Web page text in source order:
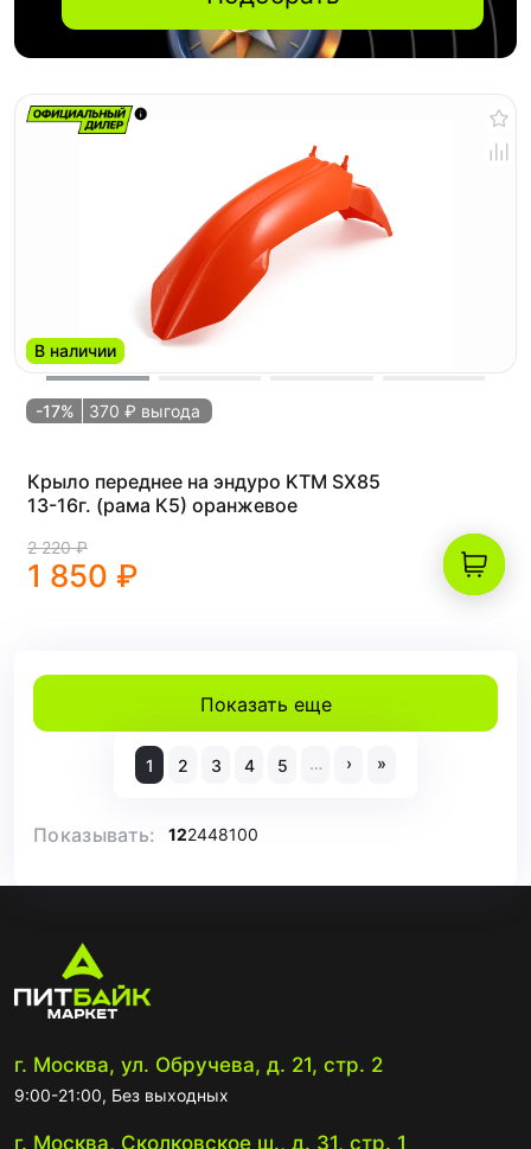
В наличии
-17% 370 ₽ выгода
Крыло переднее на эндуро KTM SX85
13-16г. (рама К5) оранжевое
2 220 ₽
1 850 ₽
Показать еще
1 2 3 4 5 … › »
Показывать: 122448100
г. Москва, ул. Обручева, д. 21, стр. 2
9:00-21:00, Без выходных
г. Москва, Сколковское ш., д. 31, стр. 1